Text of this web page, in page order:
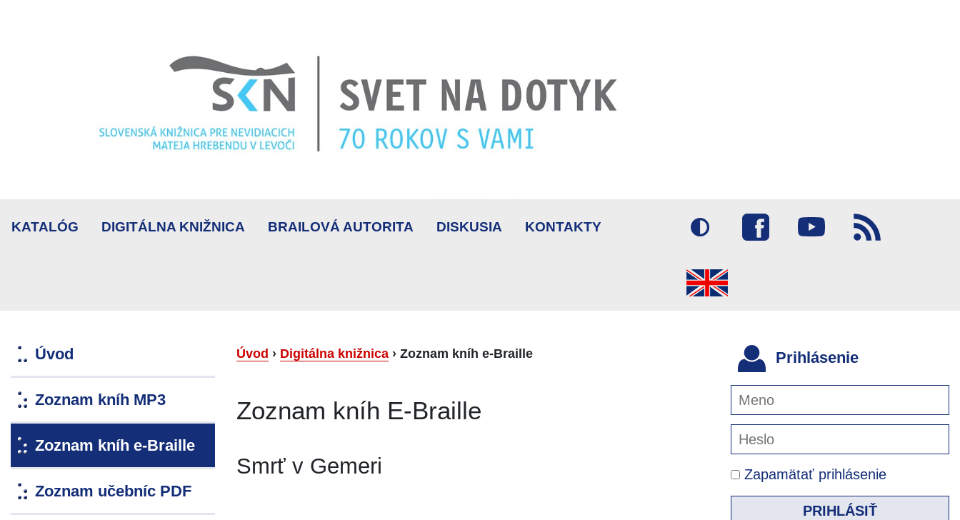
KATALÓG DIGITÁLNA KNIŽNICA BRAILOVÁ AUTORITA DISKUSIA KONTAKTY
Úvod
Zoznam kníh MP3
Zoznam kníh e-Braille
Zoznam učebníc PDF
Úvod › Digitálna knižnica › Zoznam kníh e-Braille
Zoznam kníh E-Braille
Smrť v Gemeri
Prihlásenie
Zapamätať prihlásenie
PRIHLÁSIŤ